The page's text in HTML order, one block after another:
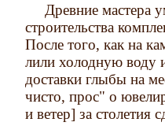
Древние мастера
строительства
После того, как на
лили холодную воду
доставки глыбы на
чисто, прос" о
и ветер] за столетия